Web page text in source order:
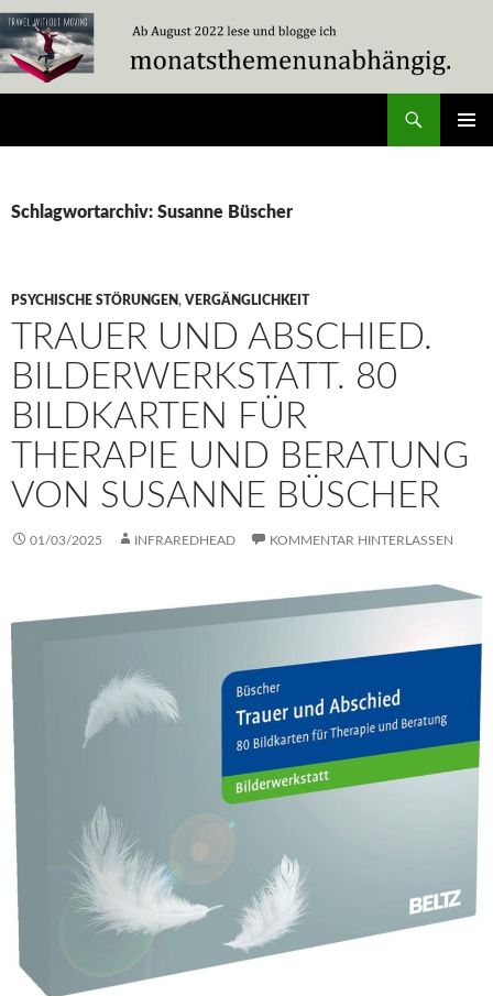
Zum
Inhalt
springen
Schlagwortarchiv: Susanne Büscher
PSYCHISCHE STÖRUNGEN, VERGÄNGLICHKEIT
TRAUER UND ABSCHIED.
BILDERWERKSTATT. 80
BILDKARTEN FÜR
THERAPIE UND BERATUNG
VON SUSANNE BÜSCHER
01/03/2025 INFRAREDHEAD KOMMENTAR HINTERLASSEN